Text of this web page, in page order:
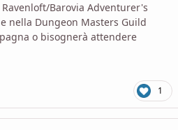
Barovia Adventurer's
nella Dungeon Masters Guild
o bisognerà attendere
1